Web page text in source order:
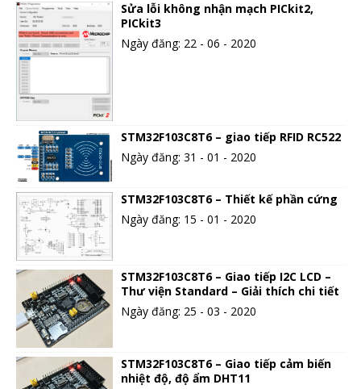
Sửa lỗi không nhận mạch PICkit2,
PICkit3
Ngày đăng: 22 - 06 - 2020
STM32F103C8T6 – giao tiếp RFID RC522
Ngày đăng: 31 - 01 - 2020
STM32F103C8T6 – Thiết kế phần cứng
Ngày đăng: 15 - 01 - 2020
STM32F103C8T6 – Giao tiếp I2C LCD –
Thư viện Standard – Giải thích chi tiết
Ngày đăng: 25 - 03 - 2020
STM32F103C8T6 – Giao tiếp cảm biến
nhiệt độ, độ ẩm DHT11